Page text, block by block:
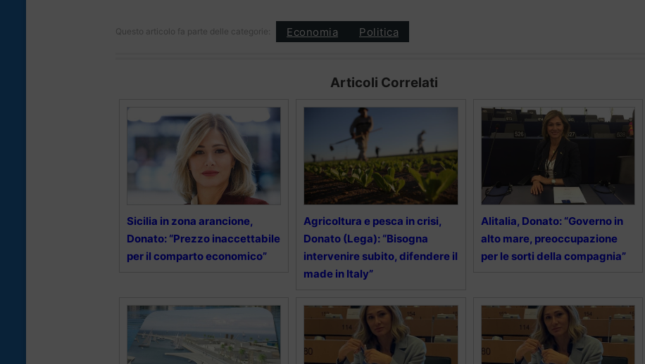
Questo articolo fa parte delle categorie: Economia Politica
Articoli Correlati
Sicilia in zona arancione,
Donato: “Prezzo inaccettabile
per il comparto economico”
Agricoltura e pesca in crisi,
Donato (Lega): “Bisogna
intervenire subito, difendere il
made in Italy”
Alitalia, Donato: “Governo in
alto mare, preoccupazione
per le sorti della compagnia”